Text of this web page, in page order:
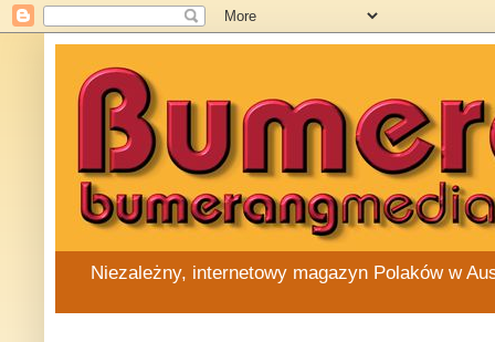
Niezależny, internetowy magazyn Polaków w